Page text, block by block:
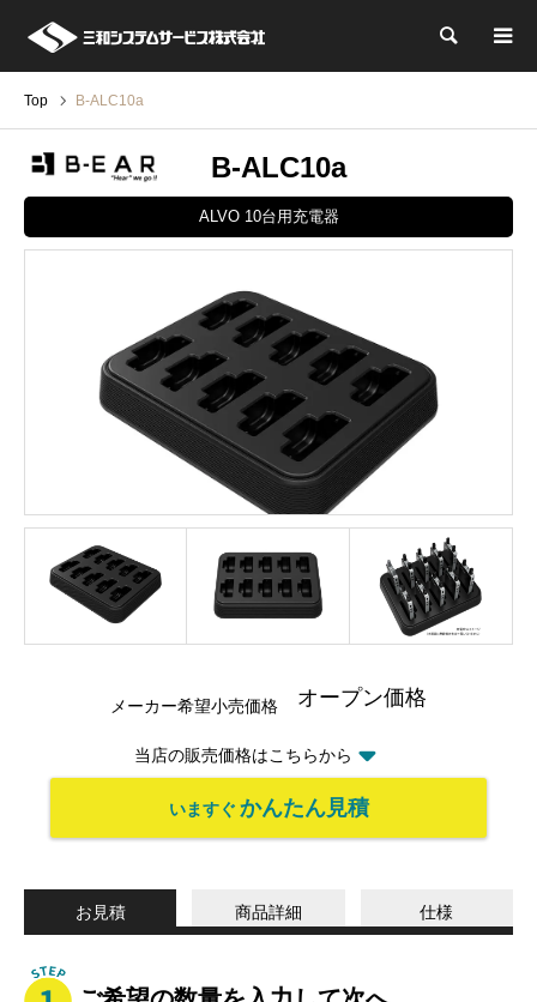
検索
Top B-ALC10a
B-ALC10a
ALVO 10台用充電器
メーカー希望小売価格 オープン価格
当店の販売価格はこちらから
いますぐ かんたん見積
お見積 商品詳細 仕様